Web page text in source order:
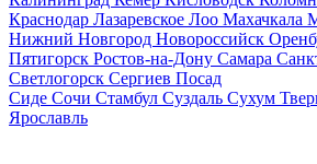
Краснодар Лазаревское Лоо Махачкала
Нижний Новгород Новороссийск
Пятигорск Ростов-на-Дону Самара
Светлогорск Сергиев Посад
Сиде Сочи Стамбул Суздаль Сухум
Ярославль